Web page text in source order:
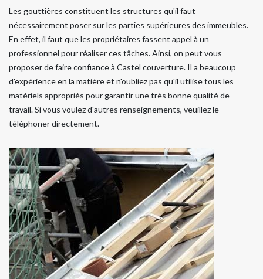
Les gouttières constituent les structures qu'il faut
nécessairement poser sur les parties supérieures des immeubles.
En effet, il faut que les propriétaires fassent appel à un
professionnel pour réaliser ces tâches. Ainsi, on peut vous
proposer de faire confiance à Castel couverture. Il a beaucoup
d'expérience en la matière et n'oubliez pas qu'il utilise tous les
matériels appropriés pour garantir une très bonne qualité de
travail. Si vous voulez d'autres renseignements, veuillez le
téléphoner directement.